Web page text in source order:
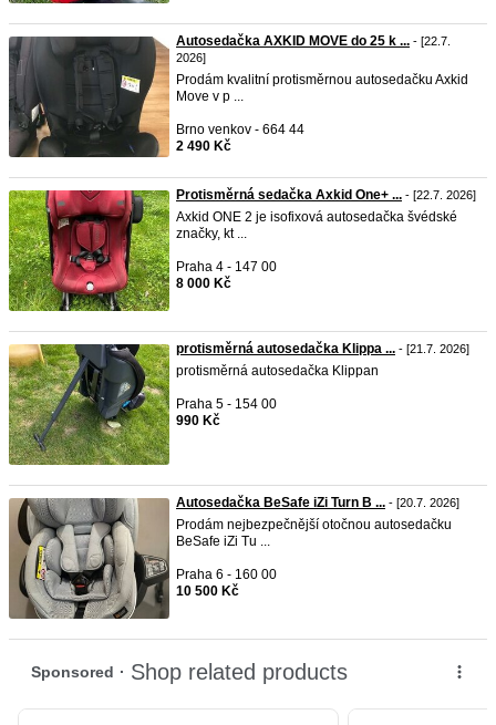
Autosedačka AXKID MOVE do 25 k ... - [22.7.
2026]
Prodám kvalitní protisměrnou autosedačku Axkid
Move v p ...
Brno venkov - 664 44
2 490 Kč
Protisměrná sedačka Axkid One+ ... - [22.7. 2026]
Axkid ONE 2 je isofixová autosedačka švédské
značky, kt ...
Praha 4 - 147 00
8 000 Kč
protisměrná autosedačka Klippa ... - [21.7. 2026]
protisměrná autosedačka Klippan
Praha 5 - 154 00
990 Kč
Autosedačka BeSafe iZi Turn B ... - [20.7. 2026]
Prodám nejbezpečnější otočnou autosedačku
BeSafe iZi Tu ...
Praha 6 - 160 00
10 500 Kč